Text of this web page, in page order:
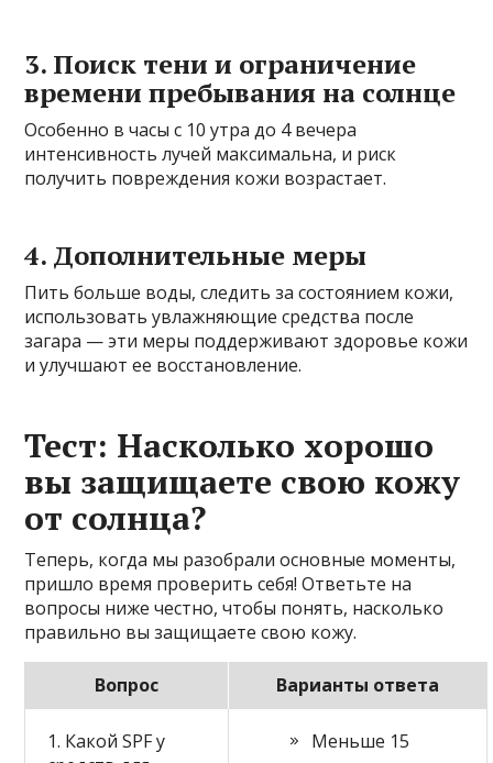
3. Поиск тени и ограничение
времени пребывания на солнце
Особенно в часы с 10 утра до 4 вечера
интенсивность лучей максимальна, и риск
получить повреждения кожи возрастает.
4. Дополнительные меры
Пить больше воды, следить за состоянием кожи,
использовать увлажняющие средства после
загара — эти меры поддерживают здоровье кожи
и улучшают ее восстановление.
Тест: Насколько хорошо
вы защищаете свою кожу
от солнца?
Теперь, когда мы разобрали основные моменты,
пришло время проверить себя! Ответьте на
вопросы ниже честно, чтобы понять, насколько
правильно вы защищаете свою кожу.
Вопрос Варианты ответа
1. Какой SPF у
Меньше 15